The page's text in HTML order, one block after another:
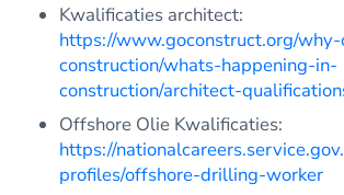
Kwalificaties architect:
https://www.goconstruct.org/why-
construction/whats-happening-in-
construction/architect-
Offshore Olie Kwalificaties:
https://
profiles/offshore-drilling-worker